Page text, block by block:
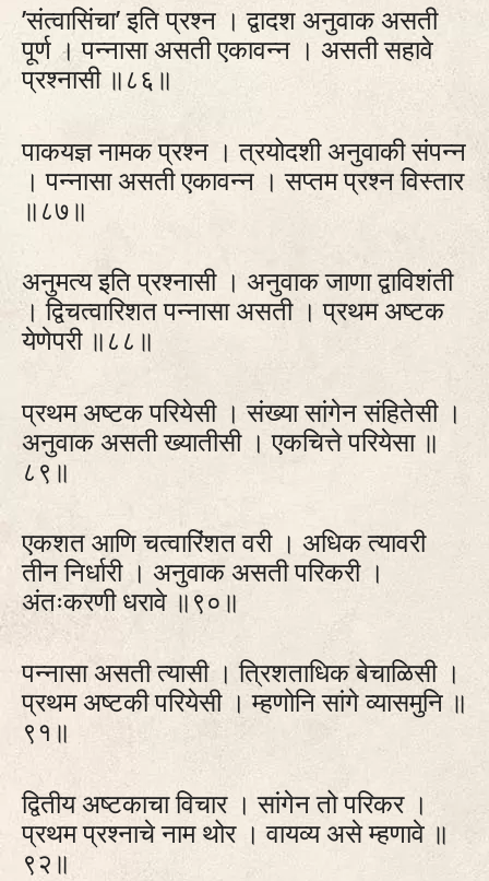
’संत्वासिंचा’ इति प्रश्न । द्वादश अनुवाक असती
पूर्ण । पन्नासा असती एकावन्न । असती सहावे
प्रश्नासी ॥८६॥
पाकयज्ञ नामक प्रश्न । त्रयोदशी अनुवाकी संपन्न
। पन्नासा असती एकावन्न । सप्तम प्रश्न विस्तार
॥८७॥
अनुमत्य इति प्रश्नासी । अनुवाक जाणा द्वाविशंती
। द्विचत्वारिशत पन्नासा असती । प्रथम अष्टक
येणेपरी ॥८८॥
प्रथम अष्टक परियेसी । संख्या सांगेन संहितेसी ।
अनुवाक असती ख्यातीसी । एकचित्ते परियेसा ॥
८९॥
एकशत आणि चत्वारिंशत वरी । अधिक त्यावरी
तीन निर्धारी । अनुवाक असती परिकरी ।
अंतःकरणी धरावे ॥९०॥
पन्नासा असती त्यासी । त्रिशताधिक बेचाळिसी ।
प्रथम अष्टकी परियेसी । म्हणोनि सांगे व्यासमुनि ॥
९१॥
द्वितीय अष्टकाचा विचार । सांगेन तो परिकर ।
प्रथम प्रश्नाचे नाम थोर । वायव्य असे म्हणावे ॥
९२॥